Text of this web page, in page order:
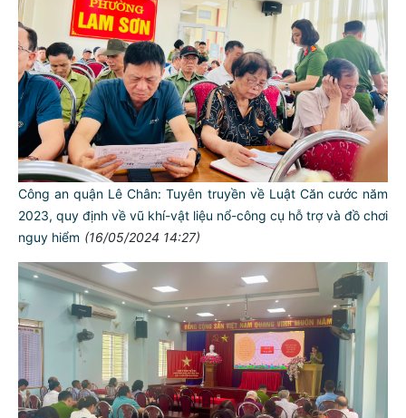
Công an quận Lê Chân: Tuyên truyền về Luật Căn cước năm
2023, quy định về vũ khí-vật liệu nổ-công cụ hỗ trợ và đồ chơi
nguy hiểm (16/05/2024 14:27)